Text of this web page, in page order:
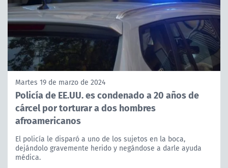
Martes 19 de marzo de 2024
Policía de EE.UU. es condenado a 20 años de
cárcel por torturar a dos hombres
afroamericanos
El policía le disparó a uno de los sujetos en la boca,
dejándolo gravemente herido y negándose a darle ayuda
médica.